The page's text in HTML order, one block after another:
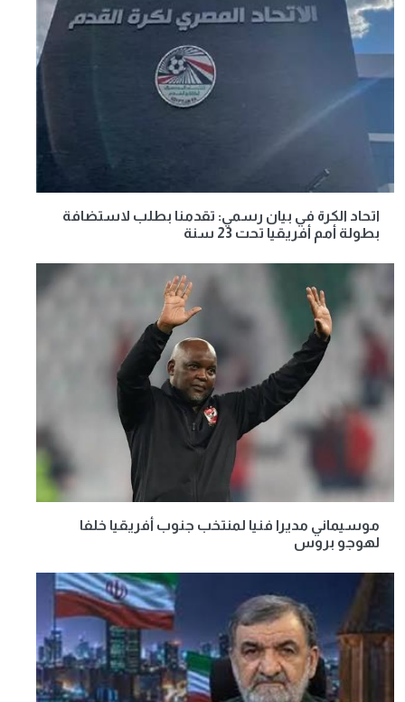
اتحاد الكرة في بيان رسمي: تقدمنا بطلب لاستضافة
بطولة أمم أفريقيا تحت 23 سنة
موسيماني مديرا فنيا لمنتخب جنوب أفريقيا خلفا
لهوجو بروس